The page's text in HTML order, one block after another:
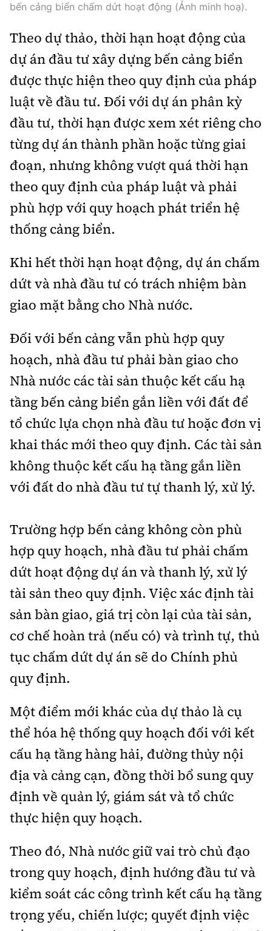
Tổng biên tập:Nguyễn Thị Hồng Nga
Phó Tổng biên tập: Nguyễn Sơn Tùng,
Nguyễn Đức Thắng, La Đức Hùng
Hotline:
0901 514 799
Quảng cáo và Phát hành:
0915 057 282
Email:
bandoc@baoxaydung.vn
Cấm sao chép dưới mọi hình thức nếu không có sự
chấp thuận bằng văn bản.
Thông tin tòa
bến cảng biển chấm dứt hoạt động (Ảnh minh hoạ).
Theo dự thảo, thời hạn hoạt động của
dự án đầu tư xây dựng bến cảng biển
được thực hiện theo quy định của pháp
luật về đầu tư. Đối với dự án phân kỳ
đầu tư, thời hạn được xem xét riêng cho
từng dự án thành phần hoặc từng giai
đoạn, nhưng không vượt quá thời hạn
theo quy định của pháp luật và phải
phù hợp với quy hoạch phát triển hệ
thống cảng biển.
Khi hết thời hạn hoạt động, dự án chấm
dứt và nhà đầu tư có trách nhiệm bàn
giao mặt bằng cho Nhà nước.
Đối với bến cảng vẫn phù hợp quy
hoạch, nhà đầu tư phải bàn giao cho
Nhà nước các tài sản thuộc kết cấu hạ
tầng bến cảng biển gắn liền với đất để
tổ chức lựa chọn nhà đầu tư hoặc đơn vị
khai thác mới theo quy định. Các tài sản
không thuộc kết cấu hạ tầng gắn liền
với đất do nhà đầu tư tự thanh lý, xử lý.
Trường hợp bến cảng không còn phù
hợp quy hoạch, nhà đầu tư phải chấm
dứt hoạt động dự án và thanh lý, xử lý
tài sản theo quy định. Việc xác định tài
sản bàn giao, giá trị còn lại của tài sản,
cơ chế hoàn trả (nếu có) và trình tự, thủ
tục chấm dứt dự án sẽ do Chính phủ
quy định.
Một điểm mới khác của dự thảo là cụ
thể hóa hệ thống quy hoạch đối với kết
cấu hạ tầng hàng hải, đường thủy nội
địa và cảng cạn, đồng thời bổ sung quy
định về quản lý, giám sát và tổ chức
thực hiện quy hoạch.
Theo đó, Nhà nước giữ vai trò chủ đạo
trong quy hoạch, định hướng đầu tư và
kiểm soát các công trình kết cấu hạ tầng
trọng yếu, chiến lược; quyết định việc